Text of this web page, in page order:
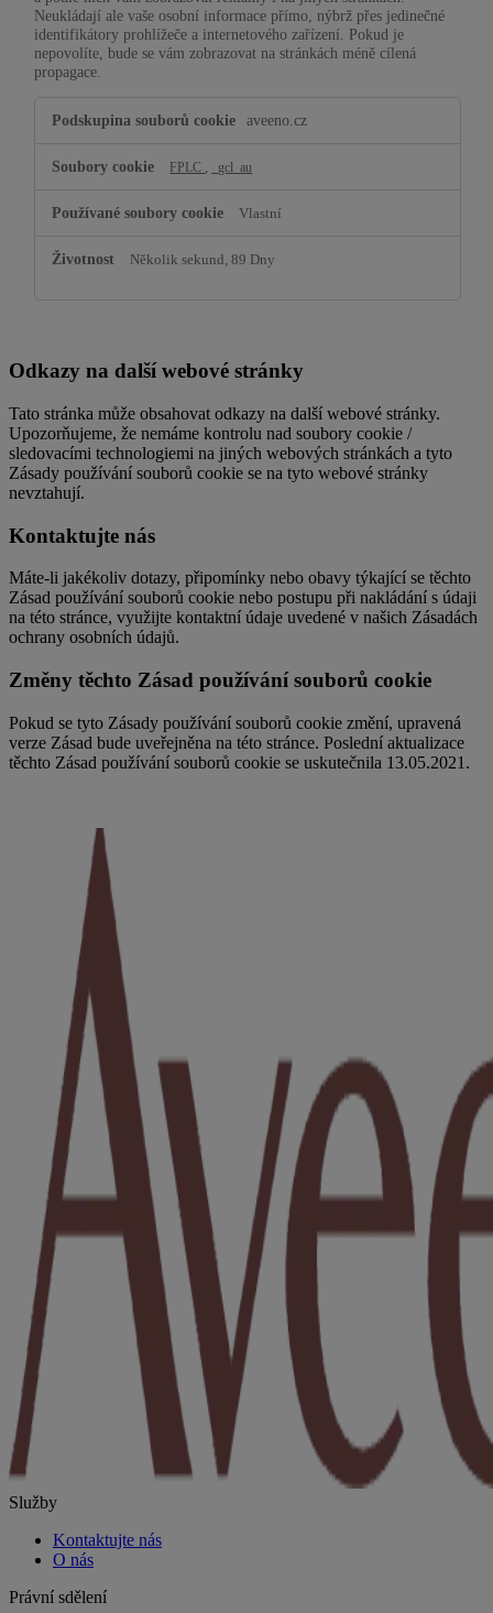
Neukládají ale vaše osobní informace přímo, nýbrž přes jedinečné
identifikátory prohlížeče a internetového zařízení. Pokud je
nepovolíte, bude se vám zobrazovat na stránkách méně cílená
propagace.
soubory
aveeno.cz
FPLC , _gcl_au
Vlastní
Několik sekund, 89 Dny
Odkazy na další webové stránky
Tato stránka může obsahovat odkazy na další webové stránky.
Upozorňujeme, že nemáme kontrolu nad soubory cookie /
sledovacími technologiemi na jiných webových stránkách a tyto
Zásady používání souborů cookie se na tyto webové stránky
nevztahují.
Kontaktujte nás
Máte-li jakékoliv dotazy, připomínky nebo obavy týkající se těchto
Zásad používání souborů cookie nebo postupu při nakládání s údaji
na této stránce, využijte kontaktní údaje uvedené v našich Zásadách
ochrany osobních údajů.
Změny těchto Zásad používání souborů cookie
Pokud se tyto Zásady používání souborů cookie změní, upravená
verze Zásad bude uveřejněna na této stránce. Poslední aktualizace
těchto Zásad používání souborů cookie se uskutečnila 13.05.2021.
Služby
Kontaktujte nás
O nás
Právní sdělení